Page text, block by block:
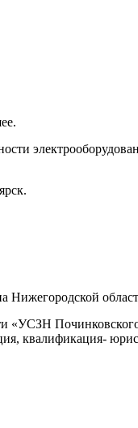
Нижегородской
«УСЗН
квалификация-